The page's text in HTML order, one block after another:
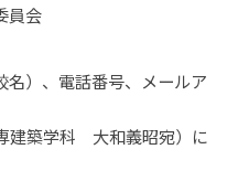
員会
名）、電話番号、メールア
建築学科 大和義昭宛）に